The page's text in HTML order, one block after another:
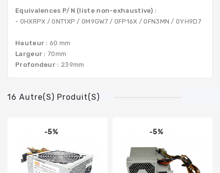
Equivalences P/N (liste non-exhaustive) :
- 0HXRPX / 0NT1XP / 0M9GW7 / 0FP16X / 0FN3MN / 0YH9D7
Hauteur : 60 mm
Largeur : 70mm
Profondeur : 239mm
16 Autre(s) Produit(s)
-5% -5%